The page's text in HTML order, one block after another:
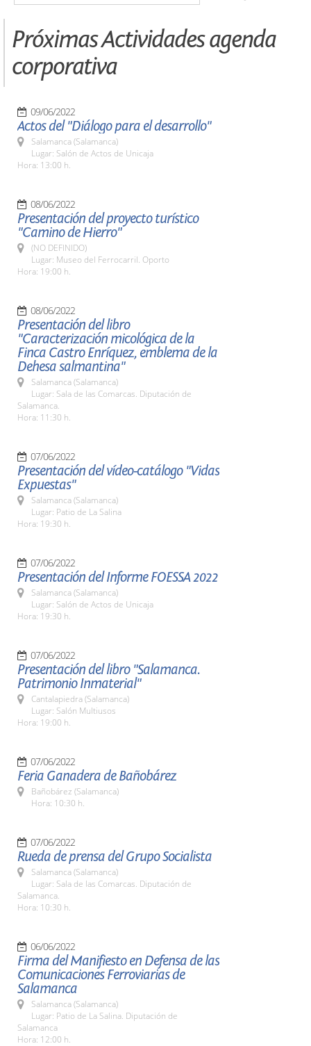
Próximas Actividades agenda
corporativa
09/06/2022
Actos del "Diálogo para el desarrollo"
Salamanca (Salamanca)
Lugar: Salón de Actos de Unicaja
Hora: 13:00 h.
08/06/2022
Presentación del proyecto turístico
"Camino de Hierro"
(NO DEFINIDO)
Lugar: Museo del Ferrocarril. Oporto
Hora: 19:00 h.
08/06/2022
Presentación del libro
"Caracterización micológica de la
Finca Castro Enríquez, emblema de la
Dehesa salmantina"
Salamanca (Salamanca)
Lugar: Sala de las Comarcas. Diputación de
Salamanca.
Hora: 11:30 h.
07/06/2022
Presentación del vídeo-catálogo "Vidas
Expuestas"
Salamanca (Salamanca)
Lugar: Patio de La Salina
Hora: 19:30 h.
07/06/2022
Presentación del Informe FOESSA 2022
Salamanca (Salamanca)
Lugar: Salón de Actos de Unicaja
Hora: 19:30 h.
07/06/2022
Presentación del libro "Salamanca.
Patrimonio Inmaterial"
Cantalapiedra (Salamanca)
Lugar: Salón Multiusos
Hora: 19:00 h.
07/06/2022
Feria Ganadera de Bañobárez
Bañobárez (Salamanca)
Hora: 10:30 h.
07/06/2022
Rueda de prensa del Grupo Socialista
Salamanca (Salamanca)
Lugar: Sala de las Comarcas. Diputación de
Salamanca.
Hora: 10:30 h.
06/06/2022
Firma del Manifiesto en Defensa de las
Comunicaciones Ferroviarias de
Salamanca
Salamanca (Salamanca)
Lugar: Patio de La Salina. Diputación de
Salamanca
Hora: 12:00 h.